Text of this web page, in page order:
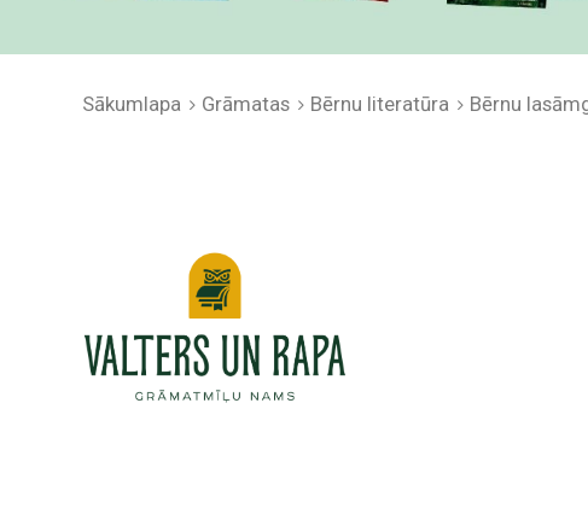
Sākumlapa Grāmatas Bērnu literatūra Bērnu